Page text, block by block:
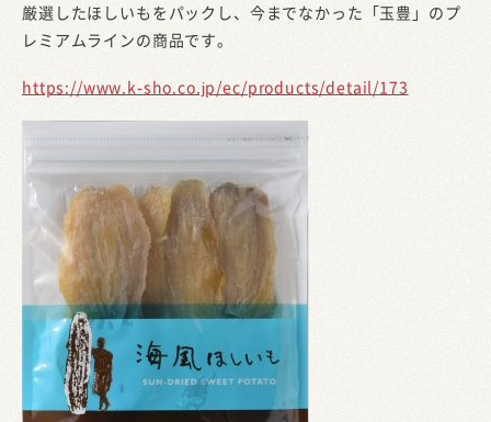
厳選したほしいもをパックし、今までなかった「玉豊」のプ
レミアムラインの商品です。
https://www.k-sho.co.jp/ec/products/detail/173